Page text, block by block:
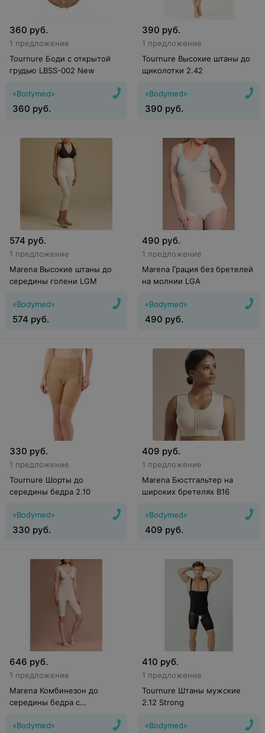
360 руб.
1 предложение
Tournure Боди с открытой
грудью LBSS-002 New
«Bodymed»
360 руб.
390 руб.
1 предложение
Tournure Высокие штаны до
щиколотки 2.42
«Bodymed»
390 руб.
574 руб.
1 предложение
Marena Высокие штаны до
середины голени LGM
«Bodymed»
574 руб.
490 руб.
1 предложение
Marena Грация без бретелей
на молнии LGA
«Bodymed»
490 руб.
330 руб.
1 предложение
Tournure Шорты до
середины бедра 2.10
«Bodymed»
330 руб.
409 руб.
1 предложение
Marena Бюстгальтер на
широких бретелях B16
«Bodymed»
409 руб.
646 руб.
1 предложение
Marena Комбинезон до
середины бедра с
«Bodymed»
410 руб.
1 предложение
Tournure Штаны мужские
2.12 Strong
«Bodymed»